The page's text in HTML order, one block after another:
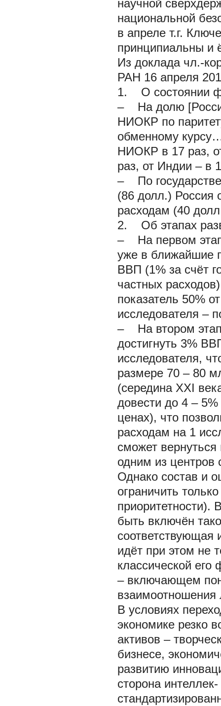
научной
национальной
в апреле т.г.
принципиальны и
Из доклада чл.-
РАН 16 апреля
1. О состоянии
– На долю
НИОКР по
обменному
НИОКР в 17 раз,
раз, от Индии – в
– По
(86 долл.) Россия
расходам (40
2. Об этапах
– На первом
уже в ближайшие
ВВП (1% за счёт
частных
показатель 50%
исследователя –
– На втором
достигнуть 3%
исследователя,
размере 70 – 80
(середина XXI
довести до 4 –
ценах), что
расходам на 1
сможет
одним из
Однако состав и
ограничить
приоритетности).
быть включён
соответствующая
идёт при этом не
классической
– включающем
взаимоотношения
В условиях
экономике резко
активов –
бизнесе,
развитию
сторона